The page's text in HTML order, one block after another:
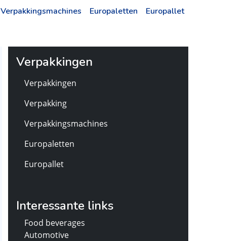
Verpakkingsmachines Europaletten Europallet
Verpakkingen
Verpakkingen
Verpakking
Verpakkingsmachines
Europaletten
Europallet
Interessante links
Food beverages
Automotive